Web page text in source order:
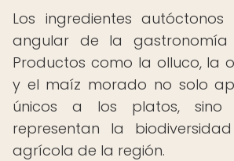
Los ingredientes
angular de la gastronomía
Productos como la olluco, la
y el maíz morado no solo
únicos a los platos, sino
representan la
agrícola de la región.